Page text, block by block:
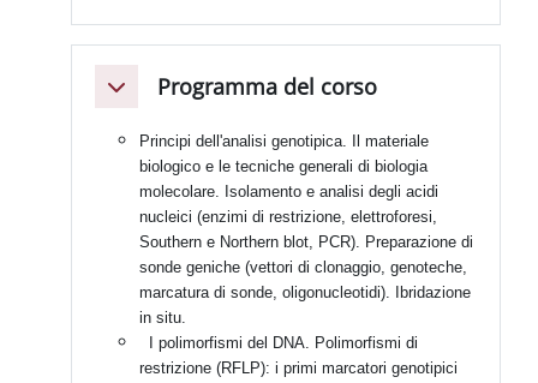
MinimizzaProgramma del corso
Principi dell'analisi genotipica. Il materiale
biologico e le tecniche generali di biologia
molecolare. Isolamento e analisi degli acidi
nucleici (enzimi di restrizione, elettroforesi,
Southern e Northern blot, PCR). Preparazione di
sonde geniche (vettori di clonaggio, genoteche,
marcatura di sonde, oligonucleotidi). Ibridazione
in situ.
I polimorfismi del DNA. Polimorfismi di
restrizione (RFLP): i primi marcatori genotipici